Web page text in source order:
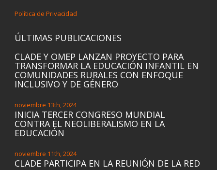
Política de Privacidad
ÚLTIMAS PUBLICACIONES
CLADE Y OMEP LANZAN PROYECTO PARA
TRANSFORMAR LA EDUCACIÓN INFANTIL EN
COMUNIDADES RURALES CON ENFOQUE
INCLUSIVO Y DE GÉNERO
noviembre 13th, 2024
INICIA TERCER CONGRESO MUNDIAL
CONTRA EL NEOLIBERALISMO EN LA
EDUCACIÓN
noviembre 11th, 2024
CLADE PARTICIPA EN LA REUNIÓN DE LA RED